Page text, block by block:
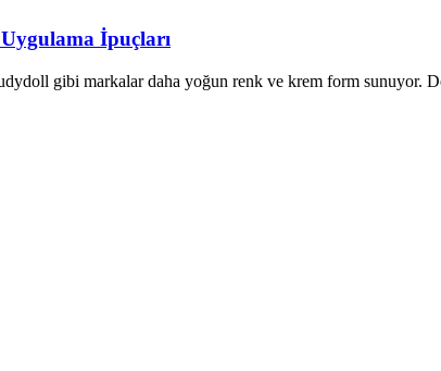
İpuçları
gibi markalar daha yoğun renk ve krem form sunuyor.